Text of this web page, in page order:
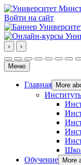
Войти на сайт
‹ ›
Меню
Главная More
Обучение
More